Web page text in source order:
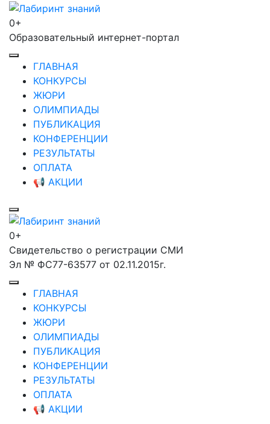
Перейти
содержимому
Enter)
Лабиринт знаний
0+
Образовательный интернет-портал
ГЛАВНАЯ
КОНКУРСЫ
ЖЮРИ
ОЛИМПИАДЫ
ПУБЛИКАЦИЯ
КОНФЕРЕНЦИИ
РЕЗУЛЬТАТЫ
ОПЛАТА
📢 АКЦИИ
Лабиринт знаний
0+
Свидетельство о регистрации СМИ
Эл № ФС77-63577 от 02.11.2015г.
ГЛАВНАЯ
КОНКУРСЫ
ЖЮРИ
ОЛИМПИАДЫ
ПУБЛИКАЦИЯ
КОНФЕРЕНЦИИ
РЕЗУЛЬТАТЫ
ОПЛАТА
📢 АКЦИИ